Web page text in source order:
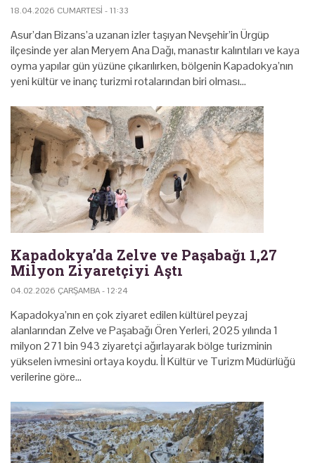
18.04.2026 CUMARTESI - 11:33
Asur’dan Bizans’a uzanan izler taşıyan Nevşehir’in Ürgüp
ilçesinde yer alan Meryem Ana Dağı, manastır kalıntıları ve kaya
oyma yapılar gün yüzüne çıkarılırken, bölgenin Kapadokya’nın
yeni kültür ve inanç turizmi rotalarından biri olması…
Kapadokya’da Zelve ve Paşabağı 1,27
Milyon Ziyaretçiyi Aştı
04.02.2026 ÇARŞAMBA - 12:24
Kapadokya’nın en çok ziyaret edilen kültürel peyzaj
alanlarından Zelve ve Paşabağı Ören Yerleri, 2025 yılında 1
milyon 271 bin 943 ziyaretçi ağırlayarak bölge turizminin
yükselen ivmesini ortaya koydu. İl Kültür ve Turizm Müdürlüğü
verilerine göre…